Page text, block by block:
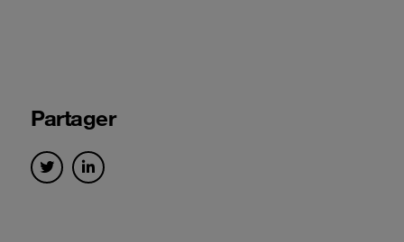
Partager